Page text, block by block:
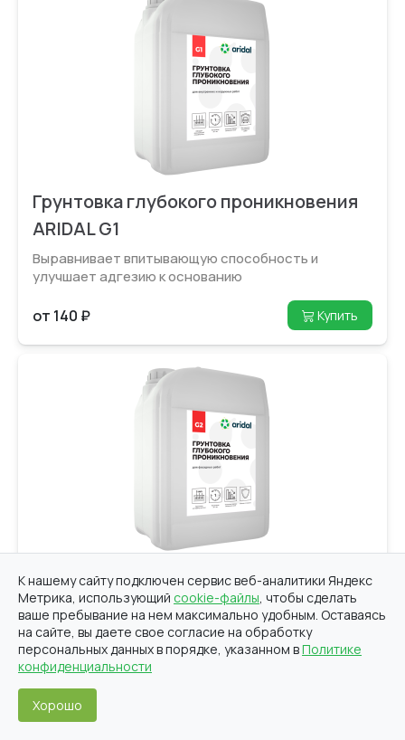
Грунтовка глубокого проникновения
ARIDAL G1
Выравнивает впитыва­ющую способность и
улучшает адгезию к основанию
от 140 ₽ Купить
Грунтовка фасадная ARIDAL G2
Укрепляет пористые и сильно впитывающих
минеральные поверх­ности на глубину до 5 мм
от 160 ₽
К нашему сайту подключен сервис веб-аналитики Яндекс
Метрика, использующий cookie-файлы, чтобы сделать
ваше пребывание на нем максимально удобным. Оставаясь
на сайте, вы даете свое согласие на обработку
персональных данных в порядке, указанном вПолитике
конфиденциальности
Хорошо